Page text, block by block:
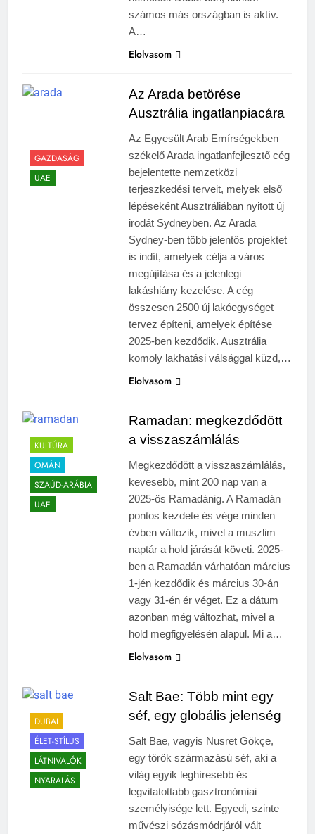
számos más országban is aktív.
A…
Elolvasom
GAZDASÁG
UAE
Az Arada betörése
Ausztrália ingatlanpiacára
Az Egyesült Arab Emírségekben
székelő Arada ingatlanfejlesztő cég
bejelentette nemzetközi
terjeszkedési terveit, melyek első
lépéseként Ausztráliában nyitott új
irodát Sydneyben. Az Arada
Sydney-ben több jelentős projektet
is indít, amelyek célja a város
megújítása és a jelenlegi
lakáshiány kezelése. A cég
összesen 2500 új lakóegységet
tervez építeni, amelyek építése
2025-ben kezdődik. Ausztrália
komoly lakhatási válsággal küzd,…
Elolvasom
KULTÚRA
OMÁN
SZAÚD-ARÁBIA
UAE
Ramadan: megkezdődött
a visszaszámlálás
Megkezdődött a visszaszámlálás,
kevesebb, mint 200 nap van a
2025-ös Ramadánig. A Ramadán
pontos kezdete és vége minden
évben változik, mivel a muszlim
naptár a hold járását követi. 2025-
ben a Ramadán várhatóan március
1-jén kezdődik és március 30-án
vagy 31-én ér véget. Ez a dátum
azonban még változhat, mivel a
hold megfigyelésén alapul. Mi a…
Elolvasom
DUBAI
ÉLET-STÍLUS
LÁTNIVALÓK
NYARALÁS
Salt Bae: Több mint egy
séf, egy globális jelenség
Salt Bae, vagyis Nusret Gökçe,
egy török származású séf, aki a
világ egyik leghíresebb és
legvitatottabb gasztronómiai
személyisége lett. Egyedi, szinte
művészi sózásmódrjáról vált